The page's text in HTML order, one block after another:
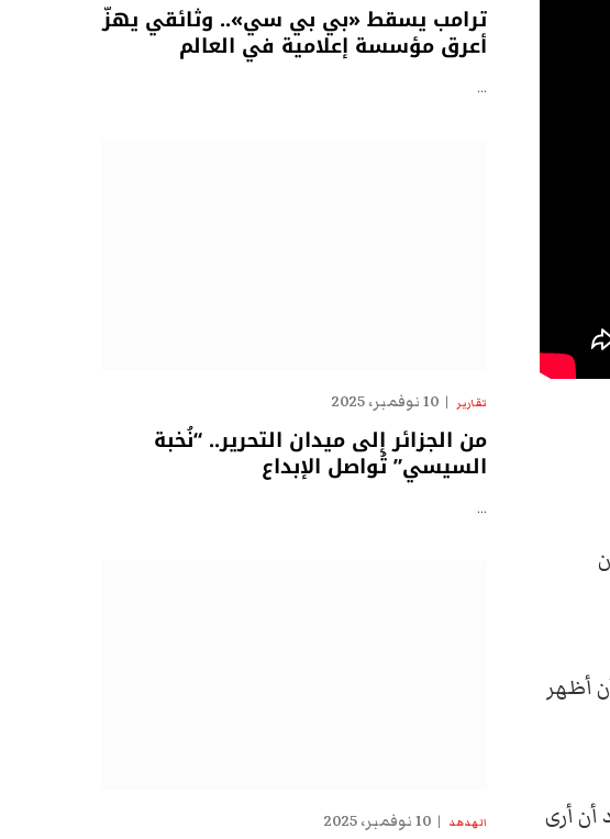
أظهر
أن أرى
ترامب يسقط «بي بي سي».. وثائقي يهزّ
أعرق مؤسسة إعلامية في العالم
…
تقارير 10 نوفمبر، 2025
من الجزائر إلى ميدان التحرير.. “نُخبة
السيسي” تُواصل الإبداع
…
الهدهد 10 نوفمبر، 2025